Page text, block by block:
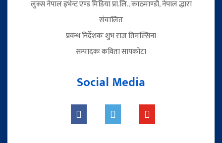
लुक्स नेपाल इभेन्ट एण्ड मिडिया प्रा.लि., काठमाण्डौ, नेपाल द्धारा
संचालित
प्रवन्ध निर्देशकः शुभ राज तिमल्सिना
सम्पादकः कविता सापकोटा
Social Media